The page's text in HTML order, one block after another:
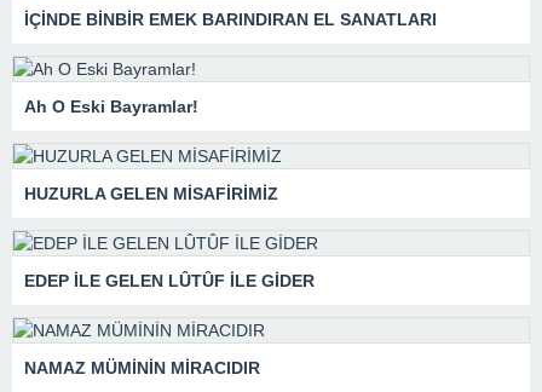
İÇİNDE BİNBİR EMEK BARINDIRAN EL SANATLARI
Ah O Eski Bayramlar!
HUZURLA GELEN MİSAFİRİMİZ
EDEP İLE GELEN LÛTÛF İLE GİDER
NAMAZ MÜMİNİN MİRACIDIR